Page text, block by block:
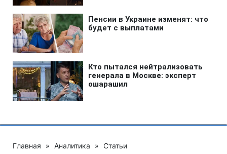
Главная » Аналитика » Статьи